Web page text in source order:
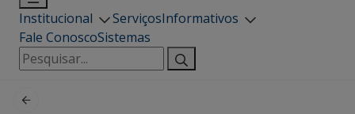
Institucional ServiçosInformativos
Fale ConoscoSistemas
Pesquisar
por: